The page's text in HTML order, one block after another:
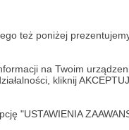
też poniżej
na Twoim
kliknij
"USTAWIENIA